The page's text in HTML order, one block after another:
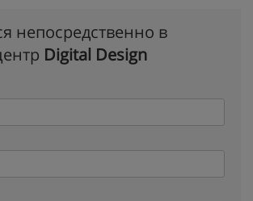
непосредственно в
Digital Design